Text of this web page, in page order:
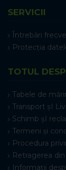
SERVICII
Întrebări
Protecția
TOTUL
Tabele de
Transport șI
Schimb șI
Termeni și
Procedura
Retragerea
Informații